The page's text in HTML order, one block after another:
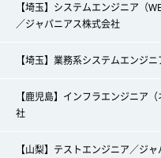
【埼玉】システムエンジニア（
／ジャパニアス株式会社
【埼玉】業務系システムエン
【鹿児島】インフラエンジニア
社
【山梨】テストエンジニア／ジ